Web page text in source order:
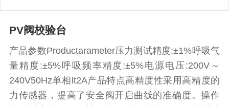
PV阀校验台
产品参数Productarameter压力测试精度:±1%呼吸气
量精度:±5%呼吸频率精度:±5%电源电压:200V～
240V50Hz单相lt2A产品特点高精度性采用高精度的
力传感器，提高了安全阀开启曲线的准确度。操作